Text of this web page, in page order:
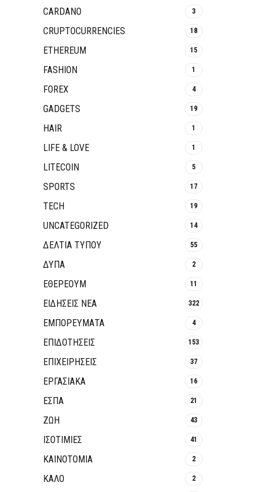
CARDANO 3
CRUPTOCURRENCIES 18
ETHEREUM 15
FASHION 1
FOREX 4
GADGETS 19
HAIR 1
LIFE & LOVE 1
LITECOIN 5
SPORTS 17
TECH 19
UNCATEGORIZED 14
ΔΕΛΤΙΑ ΤΥΠΟΥ 55
ΔΥΠΑ 2
ΕΘΈΡΕΟΥΜ 11
ΕΙΔΗΣΕΙΣ ΝΕΑ 322
ΕΜΠΟΡΕΥΜΑΤΑ 4
ΕΠΙΔΟΤΗΣΕΙΣ 153
ΕΠΙΧΕΙΡΗΣΕΙΣ 37
ΕΡΓΑΣΙΑΚΑ 16
ΕΣΠΑ 21
ΖΩΗ 43
ΙΣΟΤΙΜΙΕΣ 41
ΚΑΙΝΟΤΟΜΊΑ 2
ΚΑΛΟ 2